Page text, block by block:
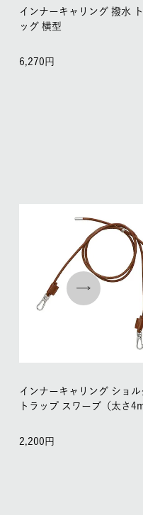
インナーキャリング 撥水
ッグ 横型
6,270
インナーキャリング ショル
トラップ スワーブ（太さ
2,200